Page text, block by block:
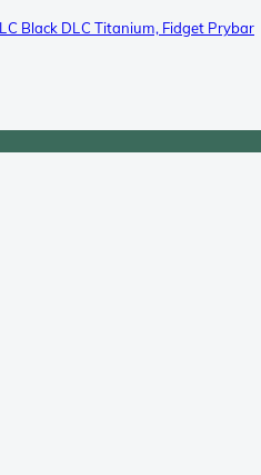
Black DLC Titanium, Fidget Prybar